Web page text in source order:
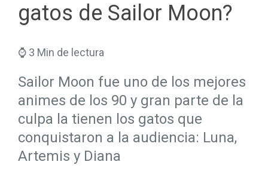
gatos de Sailor Moon?
⌚ 3 Min de lectura
Sailor Moon fue uno de los mejores
animes de los 90 y gran parte de la
culpa la tienen los gatos que
conquistaron a la audiencia: Luna,
Artemis y Diana